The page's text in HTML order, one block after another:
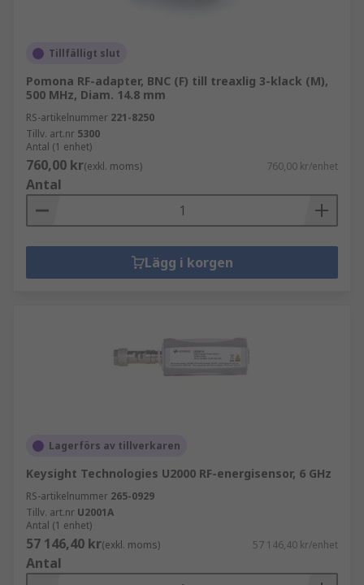
Tillfälligt slut
Pomona RF-adapter, BNC (F) till treaxlig 3-klack (M),
500 MHz, Diam. 14.8 mm
RS-artikelnummer 221-8250
Tillv. art.nr 5300
Antal (1 enhet)
760,00 kr(exkl. moms) 760,00 kr/enhet
Antal
Lägg i korgen
Lagerförs av tillverkaren
Keysight Technologies U2000 RF-energisensor, 6 GHz
RS-artikelnummer 265-0929
Tillv. art.nr U2001A
Antal (1 enhet)
57 146,40 kr(exkl. moms) 57 146,40 kr/enhet
Antal